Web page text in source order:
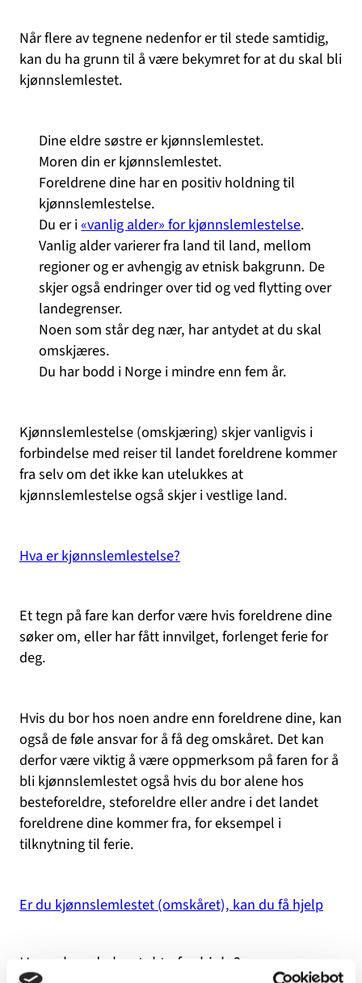
Når flere av tegnene nedenfor er til stede samtidig,
kan du ha grunn til å være bekymret for at du skal bli
kjønnslemlestet.
Dine eldre søstre er kjønnslemlestet.
Moren din er kjønnslemlestet.
Foreldrene dine har en positiv holdning til
kjønnslemlestelse.
Du er i«vanlig alder» for kjønnslemlestelse.
Vanlig alder varierer fra land til land, mellom
regioner og er avhengig av etnisk bakgrunn. De
skjer også endringer over tid og ved flytting over
landegrenser.
Noen som står deg nær, har antydet at du skal
omskjæres.
Du har bodd i Norge i mindre enn fem år.
Kjønnslemlestelse (omskjæring) skjer vanligvis i
forbindelse med reiser til landet foreldrene kommer
fra selv om det ikke kan utelukkes at
kjønnslemlestelse også skjer i vestlige land.
Hva er kjønnslemlestelse?
Et tegn på fare kan derfor være hvis foreldrene dine
søker om, eller har fått innvilget, forlenget ferie for
deg.
Hvis du bor hos noen andre enn foreldrene dine, kan
også de føle ansvar for å få deg omskåret. Det kan
derfor være viktig å være oppmerksom på faren for å
bli kjønnslemlestet også hvis du bor alene hos
besteforeldre, steforeldre eller andre i det landet
foreldrene dine kommer fra, for eksempel i
tilknytning til ferie.
Er du kjønnslemlestet (omskåret), kan du få hjelp
Hvem kan du kontakte for hjelp?